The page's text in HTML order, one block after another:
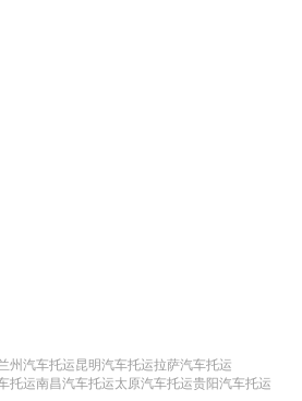
州汽车托运昆明汽车托运拉萨汽车托运
托运南昌汽车托运太原汽车托运贵阳汽车托运